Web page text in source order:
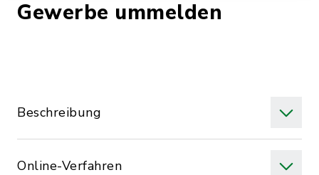
Gewerbe ummelden
Beschreibung
Online-Verfahren